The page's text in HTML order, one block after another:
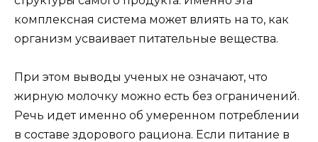
комплексная система может влиять на то, как
организм усваивает питательные вещества.
При этом выводы ученых не означают, что
жирную молочку можно есть без ограничений.
Речь идет именно об умеренном потреблении
в составе здорового рациона. Если питание в